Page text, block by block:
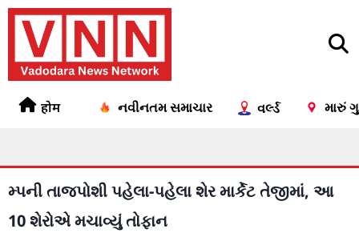
होम નવીનતમ સમાચાર વર્લ્ડ મારું
મ્પની તાજપોશી પહેલા-પહેલા શેર માર્કેટ તેજીમાં, આ
10 શેરોએ મચાવ્યું તોફાન